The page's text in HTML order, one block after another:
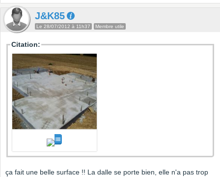
J&K85
Le 28/07/2012 à 11h37 Membre utile
Citation:
ça fait une belle surface !! La dalle se porte bien, elle n'a pas trop